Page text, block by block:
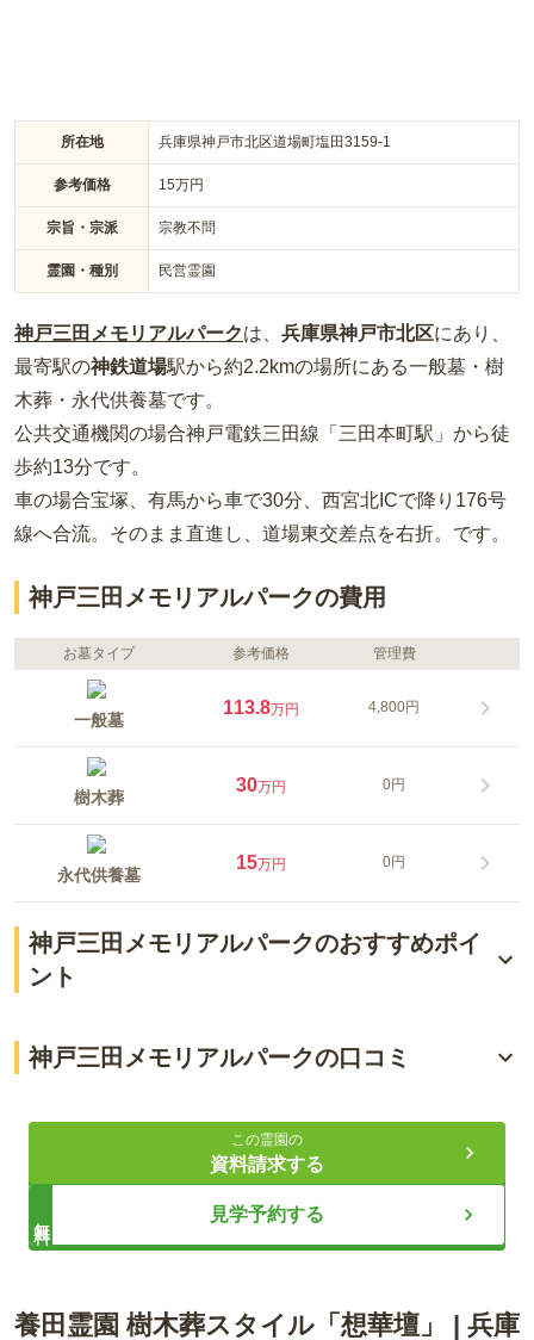
所在地 兵庫県神戸市北区道場町塩田3159-1
参考価格 15万円
宗旨・宗派 宗教不問
霊園・種別 民営霊園
神戸三田メモリアルパークは、 兵庫県神戸市北区にあり、
最寄駅の神鉄道場駅から約2.2kmの場所にある一般墓・樹
木葬・永代供養墓です。
公共交通機関の場合神戸電鉄三田線「三田本町駅」から徒
歩約13分です。
車の場合宝塚、有馬から車で30分、西宮北ICで降り176号
線へ合流。そのまま直進し、道場東交差点を右折。 です。
神戸三田メモリアルパークの費用
お墓タイプ 参考価格 管理費
一般墓
113.8万円 4,800円
樹木葬
30万円 0円
永代供養墓
15万円 0円
神戸三田メモリアルパークのおすすめポイ
ント
六甲山の見晴らしの良い立地
宗教不問でどなたでも利用が可能
ライフドット編集部
っており、六甲山や有馬富士などを望むことが出来ます。園内
神戸三田メモリアルパークの口コミ
60代・男性
自宅からマイカーで３５分、高速道路は使わず、一般道で行
ってます。ＪＲ道場駅からタクシーで行けますが、行ったこ
口コミをすべて見る（ 件）
この霊園の
資料請求する
見学予約する
養田霊園 樹木葬スタイル「想華壇」 兵庫